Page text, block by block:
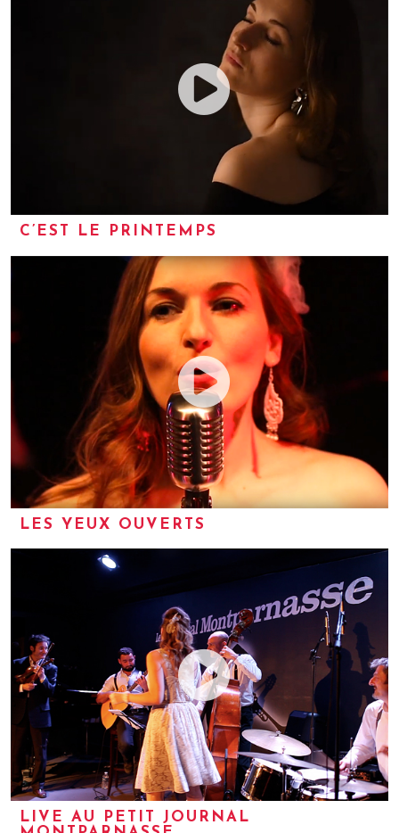
C’EST LE PRINTEMPS
LES YEUX OUVERTS
LIVE AU PETIT JOURNAL